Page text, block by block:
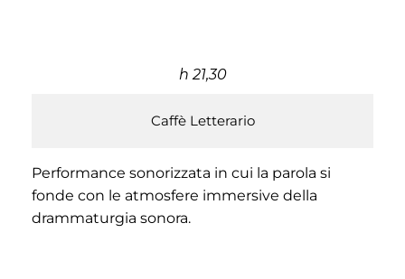
h 21,30
Caffè Letterario
Performance sonorizzata in cui la parola si
fonde con le atmosfere immersive della
drammaturgia sonora.